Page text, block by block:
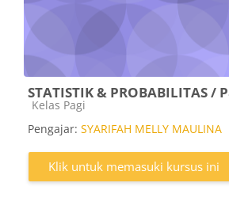
STATISTIK & PROBABILITAS /
Kategori kursus
Kelas Pagi
Pengajar: SYARIFAH MELLY MAULINA
Klik untuk memasuki kursus ini